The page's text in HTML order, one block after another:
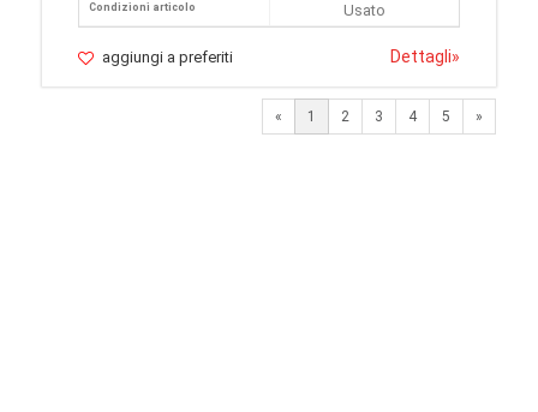
Condizioni articolo
Usato
aggiungi a preferiti Dettagli»
« 1 2 3 4 5 »